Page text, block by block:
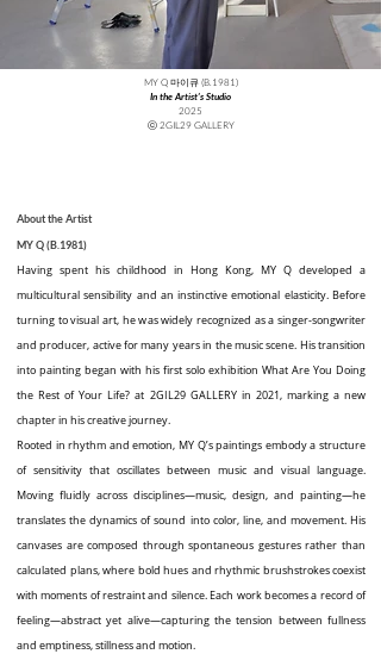
MY Q 마이큐 (B.1981)
In the Artist’s Studio
2025
ⓒ 2GIL29 GALLERY
About the Artist
MY Q (B.1981)
Having spent his childhood in Hong Kong, MY Q developed a
multicultural sensibility and an instinctive emotional elasticity. Before
turning to visual art, he was widely recognized as a singer-songwriter
and producer, active for many years in the music scene. His transition
into painting began with his first solo exhibition What Are You Doing
the Rest of Your Life? at 2GIL29 GALLERY in 2021, marking a new
chapter in his creative journey.
Rooted in rhythm and emotion, MY Q’s paintings embody a structure
of sensitivity that oscillates between music and visual language.
Moving fluidly across disciplines—music, design, and painting—he
translates the dynamics of sound into color, line, and movement. His
canvases are composed through spontaneous gestures rather than
calculated plans, where bold hues and rhythmic brushstrokes coexist
with moments of restraint and silence. Each work becomes a record of
feeling—abstract yet alive—capturing the tension between fullness
and emptiness, stillness and motion.